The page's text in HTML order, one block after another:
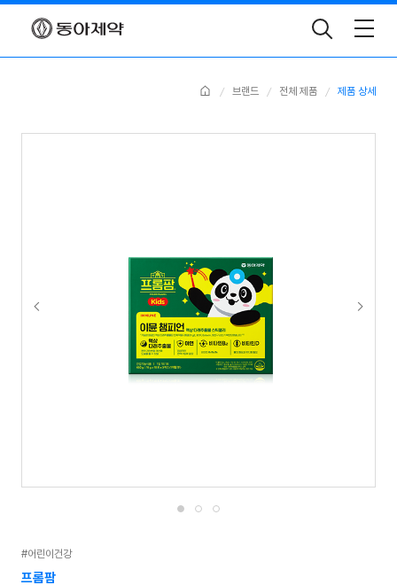
Toggle
Search
Home 브랜드 전체 제품 제품 상세
#어린이건강
프롬팜